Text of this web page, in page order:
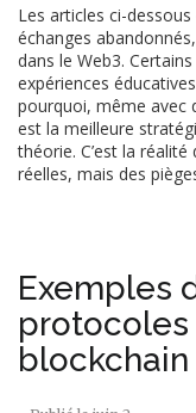
Les articles ci-
échanges
dans le Web3.
expériences
pourquoi, même avec
est la meilleure
théorie. C’est la
réelles, mais des
Exemples
protocoles
blockchain